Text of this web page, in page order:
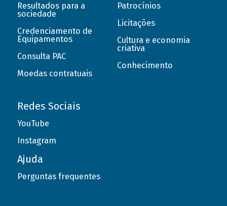
Resultados para a
sociedade
Credenciamento de
Equipamentos
Consulta PAC
Moedas contratuais
Patrocínios
Licitações
Cultura e economia
criativa
Conhecimento
Redes Sociais
YouTube
Instagram
Ajuda
Perguntas frequentes